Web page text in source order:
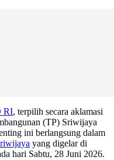
RI, terpilih secara aklamasi
(TP) Sriwijaya
ini berlangsung dalam
yang digelar di
hari Sabtu, 28 Juni 2026.